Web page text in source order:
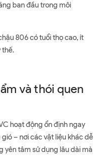
ban đầu trong môi
806 có tuổi thọ cao, ít
thế.
và thói quen
hoạt động ổn định ngay
– nơi các vật liệu khác dễ
yên tâm sử dụng lâu dài mà